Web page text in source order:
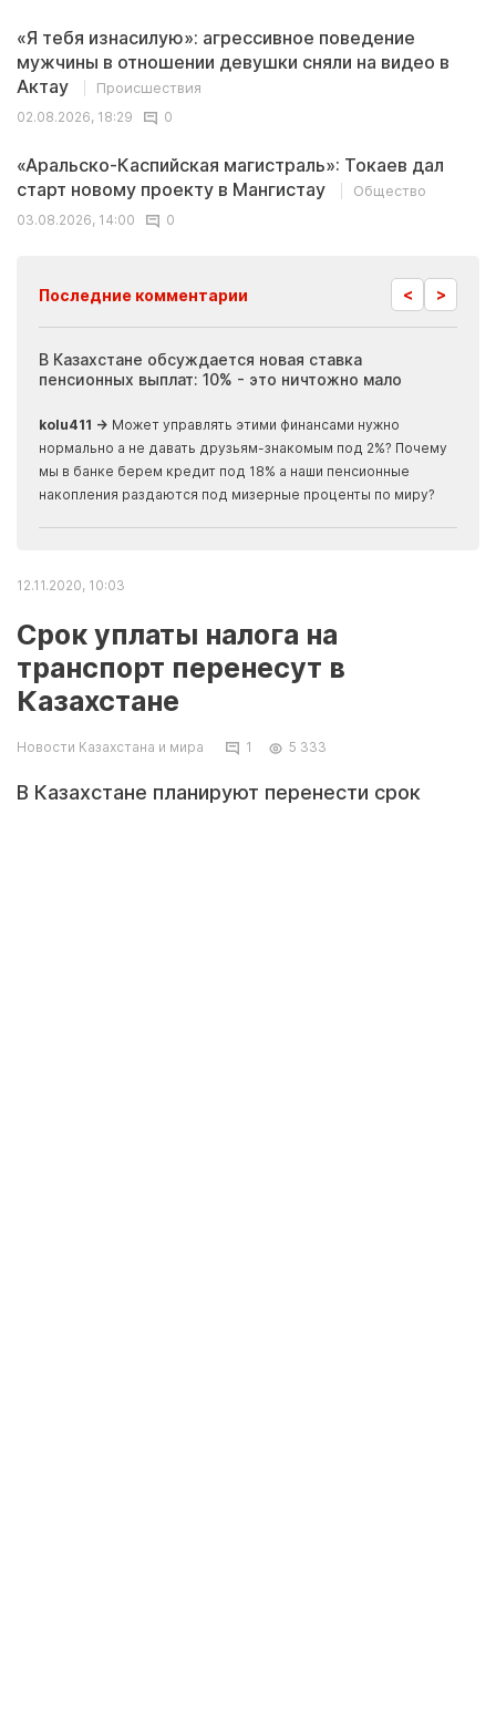
«Я тебя изнасилую»: агрессивное поведение
мужчины в отношении девушки сняли на видео в
Актау
Происшествия
02.08.2026, 18:29
0
«Аральско-Каспийская магистраль»: Токаев дал
старт новому проекту в Мангистау
Общество
03.08.2026, 14:00
0
Последние комментарии < >
В Казахстане обсуждается новая ставка
пенсионных выплат: 10% - это ничтожно мало
kolu411 → Может управлять этими финансами нужно
нормально а не давать друзьям-знакомым под 2%? Почему
мы в банке берем кредит под 18% а наши пенсионные
накопления раздаются под мизерные проценты по миру?
12.11.2020, 10:03
Cрок уплаты налога на
транспорт перенесут в
Казахстане
Новости Казахстана и мира 1 5 333
В Казахстане планируют перенести срок